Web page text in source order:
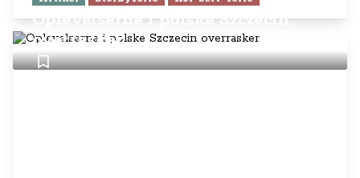
Oplevelserne i polske Szczecin
overrasker